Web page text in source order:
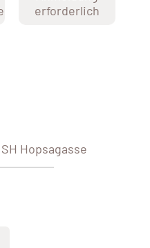
erforderlich
Hopsagasse